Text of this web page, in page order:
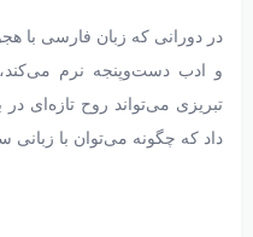
در دورانی که زبان فارسی با
و ادب دست‌وپنجه نرم می‌کند،
تبریزی می‌تواند روح تازه‌ای
داد که چگونه می‌توان با زبانی